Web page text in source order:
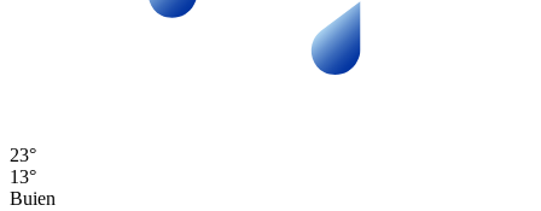
23°
13°
Buien